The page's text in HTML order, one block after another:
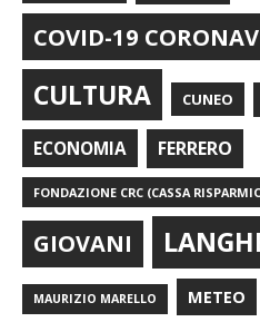
COVID-19
CULTURA CUNEO
ECONOMIA FERRERO
FONDAZIONE CRC (CASSA
GIOVANI
MAURIZIO MARELLO METEO